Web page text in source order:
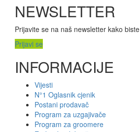
NEWSLETTER
Prijavite se na naš newsletter kako
Prijavi se
INFORMACIJE
Vijesti
N°1 Oglasnik cjenik
Postani prodavač
Program za uzgajivače
Program za groomere